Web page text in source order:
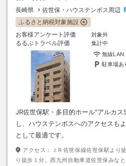
長崎県 佐世保・ハウステンボス周辺
ふるさと納税対象施設
お客様アンケート評価
対象外
るるぶトラベル評価
集計中
無線LAN
駐車場あ
JR佐世保駅・多目的ホール"アルカス
し、ハウステンボスへのアクセスも
として最適です。
アクセス：
ＪＲ佐世保線佐世保駅より
り徒歩１分。西九州自動車道佐世保みな